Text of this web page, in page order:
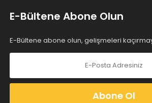
E-Bültene Abone Olun
E-Bültene abone olun, gelişmeleri
Abone Ol